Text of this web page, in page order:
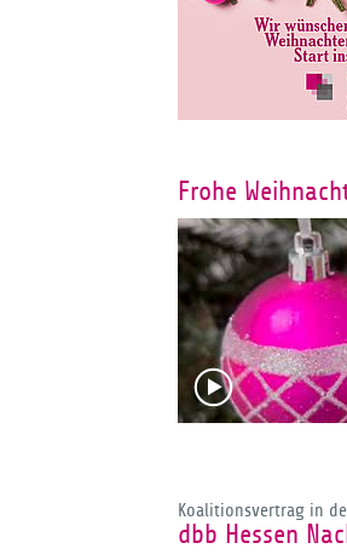
Frohe
Koalitionsvertrag in
dbb Hessen